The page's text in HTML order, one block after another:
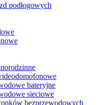
podłogowych
bateryjne
sieciowe
bezprzewodowych